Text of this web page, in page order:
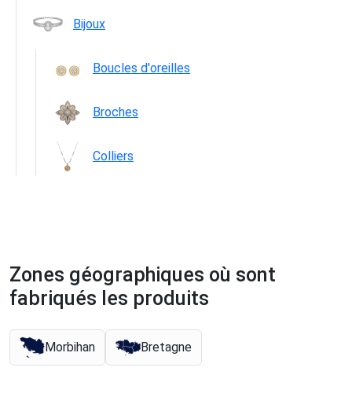
Bijoux
Boucles d'oreilles
Broches
Colliers
Zones géographiques où sont
fabriqués les produits
Morbihan Bretagne